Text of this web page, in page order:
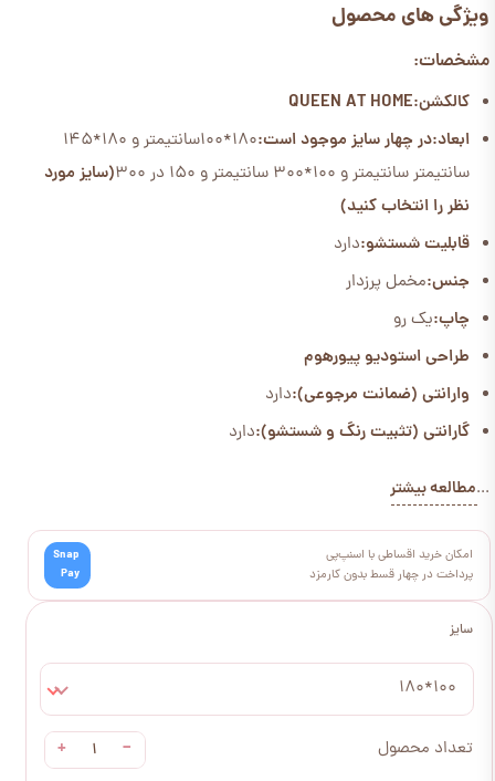
سایز
100*180
تعداد محصول −
+
ویژگی های محصول
مشخصات:
کالکشن:QUEEN AT HOME
ابعاد:در چهار سایز موجود است:
180*100سانتیمتر و 180*145
سانتیمتر سانتیمتر و 100*300 سانتیمتر و 150 در 300
(سایز مورد
نظر را انتخاب کنید)
قابلیت شستشو:دارد
جنس:مخمل پرزدار
چاپ:یک رو
طراحی استودیو پیورهوم
وارانتی (ضمانت مرجوعی):دارد
گارانتی (تثبیت رنگ و شستشو):دارد
...مطالعه بیشتر
امکان خرید اقساطی با اسنپ‌پی
پرداخت در چهار قسط بدون کارمزد
Snap
Pay